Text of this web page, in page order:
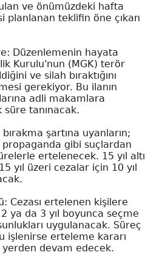
ve önümüzdeki hafta
planlanan teklifin öne çıkan
Düzenlemenin hayata
Kurulu'nun (MGK) terör
ve silah bıraktığını
gerekiyor. Bu ilanın
adli makamlara
süre tanınacak.
şartına uyanların;
gibi suçlardan
ertelenecek. 15 yıl altı
yıl üzeri cezalar için 10 yıl
Cezası ertelenen kişilere
ya da 3 yıl boyunca seçme
uygulanacak. Süreç
işlenirse erteleme kararı
yerden devam edecek.